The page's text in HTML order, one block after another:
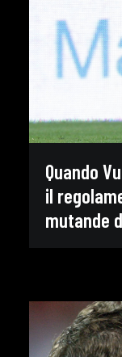
Quando
il
mutande